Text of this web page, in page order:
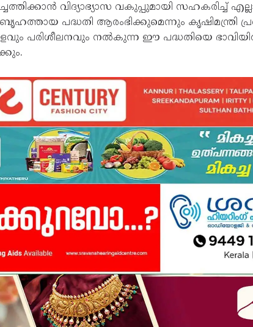
വിദ്യാഭ്യാസ വകുപ്പുമായി സഹകരിച്ച്
പദ്ധതി ആരംഭിക്കുമെന്നും കൃഷിമന്ത്രി
പരിശീലനവും നൽകുന്ന ഈ പദ്ധതിയെ